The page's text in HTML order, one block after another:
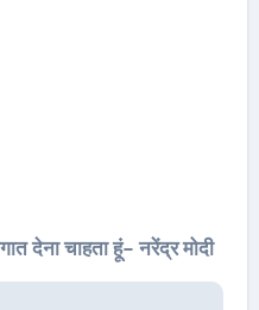
देना चाहता हूं- नरेंद्र मोदी